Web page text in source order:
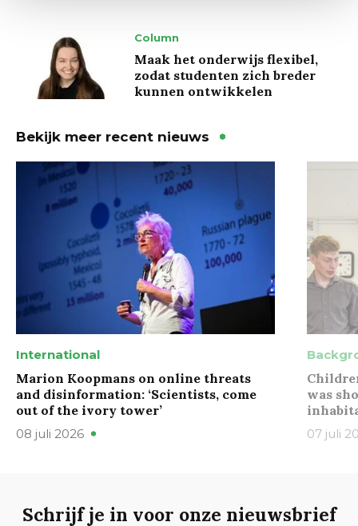
Column
Maak het onderwijs flexibel,
zodat studenten zich breder
kunnen ontwikkelen
Bekijk meer recent nieuws
International
Marion Koopmans on online threats
and disinformation: ‘Scientists, come
out of the ivory tower’
08 juli 2026
was
07 juli
Schrijf je in voor onze nieuwsbrief